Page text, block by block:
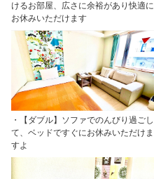
けるお部屋、広さに余裕があり快適に
お休みいただけます
・【ダブル】ソファでのんびり過ごし
て、ベッドですぐにお休みいただけま
すよ